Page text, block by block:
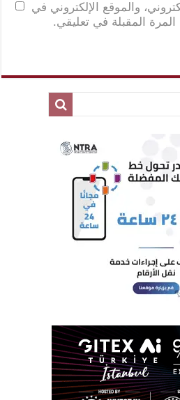
والموقع الإلكتروني في
المقبلة في تعليقي.